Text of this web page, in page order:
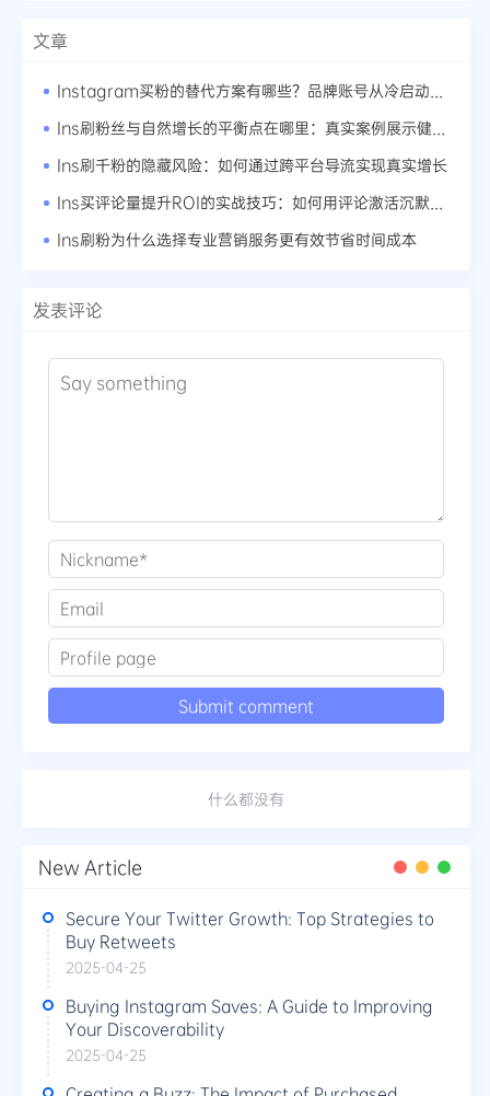
文章
Ins刷千粉的隐藏风险：如何通过跨平台导流实现真实增长
Ins刷粉为什么选择专业营销服务更有效节省时间成本
发表评论
什么都没有
New Article
Secure Your Twitter Growth: Top Strategies to
Buy Retweets
2025-04-25
Buying Instagram Saves: A Guide to Improving
Your Discoverability
2025-04-25